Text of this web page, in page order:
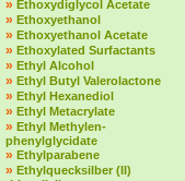
» Ethoxydiglycol Acetate
» Ethoxyethanol
» Ethoxyethanol Acetate
» Ethoxylated Surfactants
» Ethyl Alcohol
» Ethyl Butyl Valerolactone
» Ethyl Hexanediol
» Ethyl Metacrylate
» Ethyl Methylen-
phenylglycidate
» Ethylparabene
» Ethylquecksilber (II)